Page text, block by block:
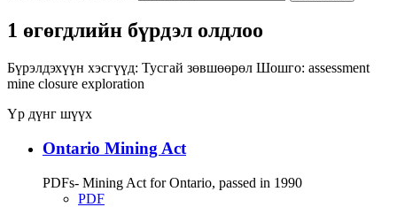
1 өгөгдлийн бүрдэл олдлоо
Бүрэлдэхүүн хэсгүүд: Тусгай зөвшөөрөл Шошго: assessment
mine closure exploration
Үр дүнг шүүх
Ontario Mining Act
PDFs- Mining Act for Ontario, passed in 1990
PDF